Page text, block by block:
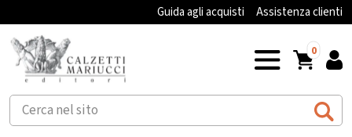
Guida agli acquisti Assistenza clienti
0